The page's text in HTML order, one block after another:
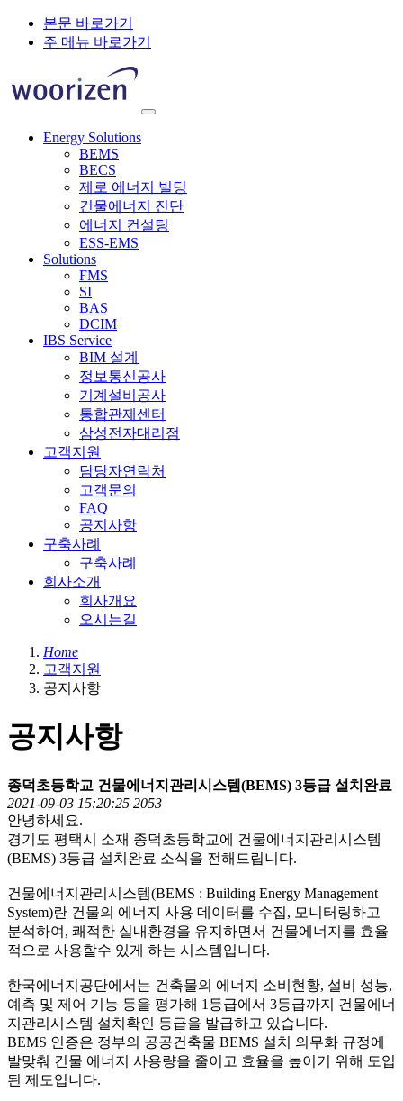
본문 바로가기
주 메뉴 바로가기
Energy Solutions
BEMS
BECS
제로 에너지 빌딩
건물에너지 진단
에너지 컨설팅
ESS-EMS
Solutions
FMS
SI
BAS
DCIM
IBS Service
BIM 설계
정보통신공사
기계설비공사
통합관제센터
삼성전자대리점
고객지원
담당자연락처
고객문의
FAQ
공지사항
구축사례
구축사례
회사소개
회사개요
오시는길
Home
고객지원
공지사항
공지사항
종덕초등학교 건물에너지관리시스템(BEMS) 3등급 설치완료
2021-09-03 15:20:25 2053
안녕하세요.
경기도 평택시 소재 종덕초등학교에 건물에너지관리시스템
(BEMS) 3등급 설치완료 소식을 전해드립니다.
건물에너지관리시스템(BEMS : Building Energy Management
System)란 건물의 에너지 사용 데이터를 수집, 모니터링하고
분석하여, 쾌적한 실내환경을 유지하면서 건물에너지를 효율
적으로 사용할수 있게 하는 시스템입니다.
한국에너지공단에서는 건축물의 에너지 소비현황, 설비 성능,
예측 및 제어 기능 등을 평가해 1등급에서 3등급까지 건물에너
지관리시스템 설치확인 등급을 발급하고 있습니다.
BEMS 인증은 정부의 공공건축물 BEMS 설치 의무화 규정에
발맞춰 건물 에너지 사용량을 줄이고 효율을 높이기 위해 도입
된 제도입니다.